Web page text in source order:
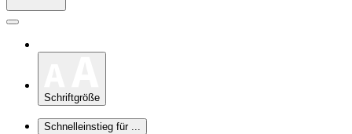
Schriftgröße
Schnelleinstieg für ...